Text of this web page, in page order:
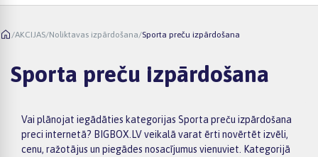
/AKCIJAS/Noliktavas izpārdošana/Sporta preču izpārdošana
Sporta preču izpārdošana
Vai plānojat iegādāties kategorijas Sporta preču izpārdošana
preci internetā? BIGBOX.LV veikalā varat ērti novērtēt izvēli,
cenu, ražotājus un piegādes nosacījumus vienuviet. Kategorijā